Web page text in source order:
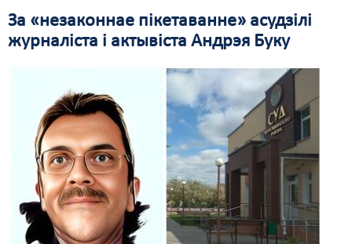
За «незаконнае пікетаванне» асудзілі
журналіста і актывіста Андрэя Буку